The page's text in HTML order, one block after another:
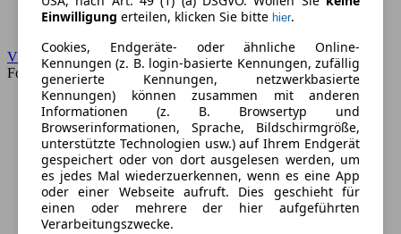
VW
Forum
Einwilligung erteilen, klicken Sie bitte hier.
Cookies, Endgeräte- oder ähnliche Online-
Kennungen (z. B. login-basierte Kennungen, zufällig
generierte Kennungen, netzwerkbasierte
Kennungen) können zusammen mit anderen
Informationen (z. B. Browsertyp und
Browserinformationen, Sprache, Bildschirmgröße,
unterstützte Technologien usw.) auf Ihrem Endgerät
gespeichert oder von dort ausgelesen werden, um
es jedes Mal wiederzuerkennen, wenn es eine App
oder einer Webseite aufruft. Dies geschieht für
einen oder mehrere der hier aufgeführten
Verarbeitungszwecke.